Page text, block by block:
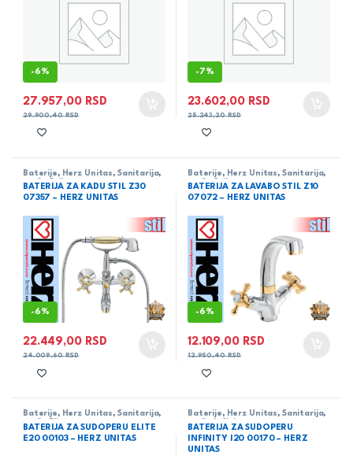
-6%
27.957,00 RSD
29.900,40RSD
-7%
23.602,00 RSD
25.243,20RSD
Baterije , Herz Unitas , Sanitarija,
serija Stil
BATERIJA ZA KADU STIL Z30
07357 – HERZ UNITAS
-6%
22.449,00 RSD
24.009,60RSD
Baterije , Herz Unitas , Sanitarija,
serija Stil
BATERIJA ZA LAVABO STIL Z10
07072 – HERZ UNITAS
-6%
12.109,00 RSD
12.950,40RSD
Baterije , Herz Unitas , Sanitarija,
serija Elite
BATERIJA ZA SUDOPERU ELITE
E20 00103 – HERZ UNITAS
Baterije , Herz Unitas , Sanitarija,
serija Infinity
BATERIJA ZA SUDOPERU
INFINITY I20 00170 – HERZ
UNITAS